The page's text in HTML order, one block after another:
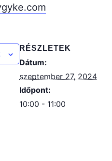
RÉSZLETEK
Dátum:
szeptember 27, 2024
Időpont:
10:00 - 11:00